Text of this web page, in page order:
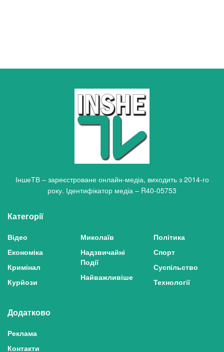
ІншеТВ – зареєстроване онлайн-медіа, виходить з 2014-го
року. Ідентифікатор медіа – R40-05753
Категорії
Відео
Економіка
Кримінал
Курйози
Миколаїв
Надзвичайні
Події
Найважливіше
Політика
Спорт
Суспільство
Технології
Додатково
Реклама
Контакти